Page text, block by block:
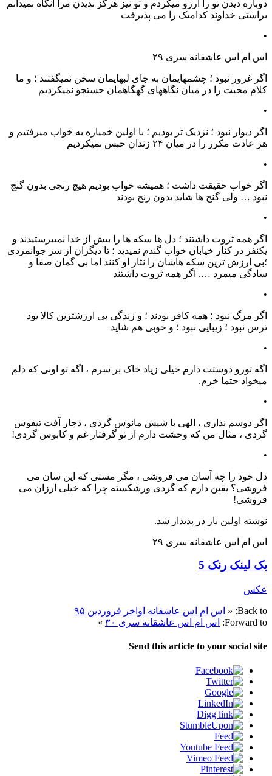
دوباره دیدن تو را ارزو میکردم و تو نیز هرگز ندیدن مرا انگاه نمیدانم
براستی خداوند کدامیک را می پذیرفت
•
اس ام اس عاشقانه سری ۲۹
اگر غرور نبود ؛ چشمهایمان به جای لبهایمان سخن نمیگفتند ؛ و ما
کلام محبت را در میان نگاههای گهگاهمان جستجو نمیکردیم
•
اگر دیوار نبود ؛ نزدیک تر بودیم ؛ با اولین خمیازه به خواب میرفتیم و
هر عادت مکرر را در میان ۲۴ زندان حبس نمیکردیم
•
اگر خواب حقیقت داشت ؛ همیشه خواب بودیم هیچ رنجی بدون گنج
نبود … ولی گنج ها شاید بدون رنج بودند
•
اگر همه ثروت داشتند ؛ دل ها سکه ها را بیش از خدا نمیبرستیدند و
یکنفر در کنار خیابان خواب گندم نمیدید ؛ تا دیگران از سر جوانمردی
؛بی ارزش ترین سکه هاشان را نثار او کنند اما بی گمان صفا و
سادگی میمرد …. اگر همه ثروت داشتند
•
اگر مرگ نبود ؛ همه کافر بودند ؛ و زندگی بی ارزشترین کالا یود
ترس نبود ؛ زیبایی نبود ؛ و خوبی هم شاید
•
اگه تورو دوستت دارم خیلی زیاد خاک بر سرم ، اگه تو اونی که دلم
میخواد حتما خرم.
•
اگر دوسم نداری ، الهی با شپش مانوس گردی ، دچار آفت تیفوس
گردی ، مثال من که وحشت دارم از تو گرفتار غم و کابوس گردی!
•
دل خود را چه آسان می فروشی ، مگر مستی که این سان می
فروشی؟ یقین دارم که گردی ورشکسته چرا که خیلی ارزان می
فروشی!
نوشته اولین بار در پدیدار شد.
اس ام اس عاشقانه سری ۲۹
بک لینک رنک 5
عکس
Back to:
« اس ام اس عاشقانه اواخر فروردین ۹۵
Forward to:
اس ام اس عاشقانه سری ۳۰ »
Send this article to your social site